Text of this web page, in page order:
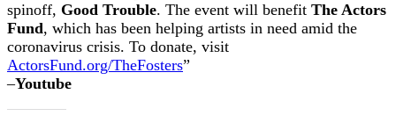
spinoff, Good Trouble. The event will benefit The Actors
Fund, which has been helping artists in need amid the
coronavirus crisis. To donate, visit
ActorsFund.org/TheFosters”
–Youtube